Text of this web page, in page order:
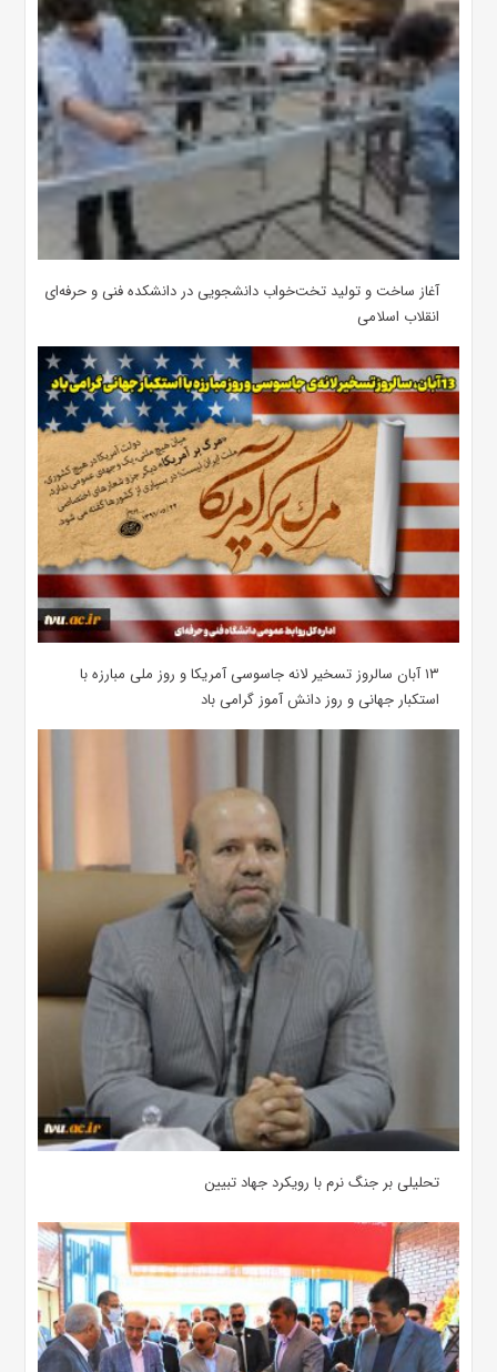
آغاز ساخت و تولید تخت‌خواب دانشجویی در دانشکده فنی و حرفه‌ای
انقلاب اسلامی
۱۳ آبان سالروز تسخیر لانه جاسوسی آمریکا و روز ملی مبارزه با
استکبار جهانی و روز دانش آموز گرامی باد
تحلیلی بر جنگ نرم با رویکرد جهاد تبیین